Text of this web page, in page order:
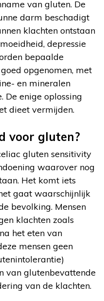
van gluten. De
darm beschadigt
klachten ontstaan
depressie
bepaalde
opgenomen, met
en mineralen
De enige oplossing
dieet vermijden.
voor gluten?
gluten sensitivity
waarover nog
Het komt iets
gaat waarschijnlijk
bevolking. Mensen
klachten zoals
het eten van
mensen geen
van glutenbevattende
van de klachten.